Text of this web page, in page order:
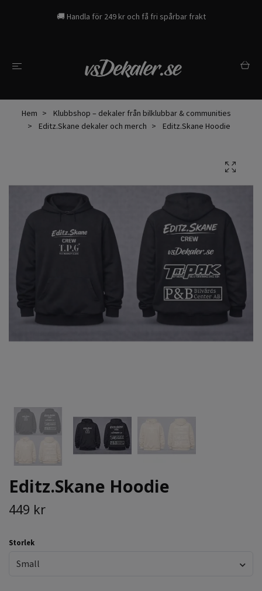
🚚 Handla för 249 kr och få fri spårbar frakt
Hem
Klubbshop – dekaler från bilklubbar & communities
Editz.Skane dekaler och merch
Editz.Skane Hoodie
Editz.Skane Hoodie
449 kr
Storlek
Small